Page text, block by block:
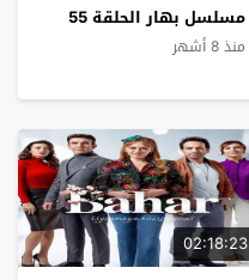
مسلسل بهار الحلقة 55
منذ 8 أشهر
02:18:23